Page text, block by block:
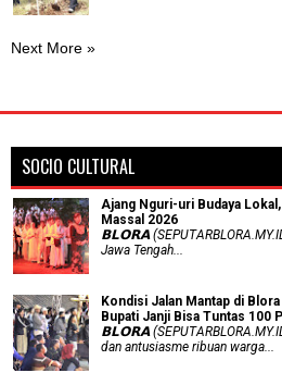
Next More »
SOCIO CULTURAL
Ajang Nguri-uri Budaya
Massal 2026
𝗕𝗟𝗢𝗥𝗔
Jawa Tengah...
Kondisi Jalan Mantap di
Bupati Janji Bisa Tuntas 100
𝗕𝗟𝗢𝗥𝗔
dan antusiasme ribuan warga...